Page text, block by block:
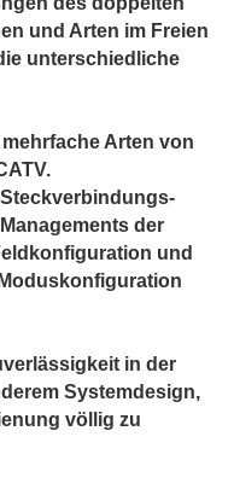
und Arten im Freien
unterschiedliche
Arten von
der
und
in der
Systemdesign,
völlig zu